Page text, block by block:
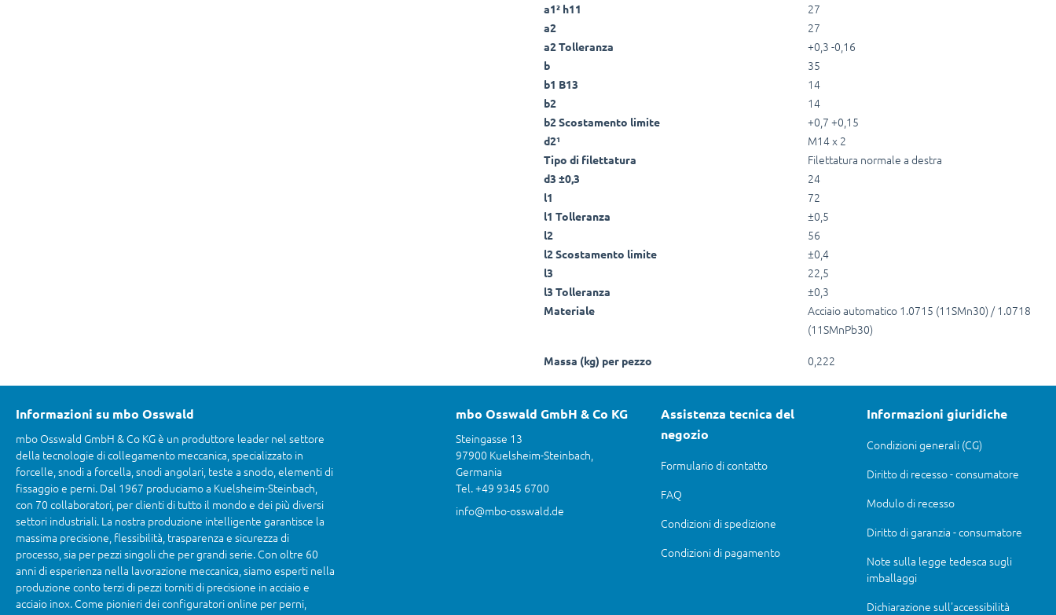
a1² h11 27
a2 27
a2 Tolleranza +0,3 -0,16
b 35
b1 B13 14
b2 14
b2 Scostamento limite +0,7 +0,15
d2¹ M14 x 2
Tipo di filettatura Filettatura normale a destra
d3 ±0,3 24
l1 72
l1 Tolleranza ±0,5
l2 56
l2 Scostamento limite ±0,4
l3 22,5
l3 Tolleranza ±0,3
Materiale
Acciaio automatico 1.0715 (11SMn30) / 1.0718
(11SMnPb30)
Massa (kg) per pezzo 0,222
Informazioni su mbo Osswald
mbo Osswald GmbH & Co KG è un produttore leader nel settore
della tecnologie di collegamento meccanica, specializzato in
forcelle, snodi a forcella, snodi angolari, teste a snodo, elementi di
fissaggio e perni. Dal 1967 produciamo a Kuelsheim-Steinbach,
con 70 collaboratori, per clienti di tutto il mondo e dei più diversi
settori industriali. La nostra produzione intelligente garantisce la
massima precisione, flessibilità, trasparenza e sicurezza di
processo, sia per pezzi singoli che per grandi serie. Con oltre 60
anni di esperienza nella lavorazione meccanica, siamo esperti nella
produzione conto terzi di pezzi torniti di precisione in acciaio e
acciaio inox. Come pionieri dei configuratori online per perni,
mbo Osswald GmbH & Co KG
Steingasse 13
97900 Kuelsheim-Steinbach,
Germania
Tel. +49 9345 6700
info@mbo-osswald.de
Assistenza tecnica del
negozio
Formulario di contatto
FAQ
Condizioni di spedizione
Condizioni di pagamento
Informazioni giuridiche
Condizioni generali (CG)
Diritto di recesso - consumatore
Modulo di recesso
Diritto di garanzia - consumatore
Note sulla legge tedesca sugli
imballaggi
Dichiarazione sull'accessibilità